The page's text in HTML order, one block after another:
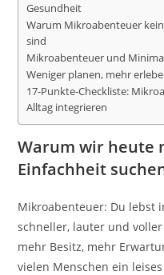
Gesundheit
Warum Mikroabenteuer
sind
Mikroabenteuer und
Weniger planen, mehr
17-Punkte-Checkliste:
Alltag integrieren
Warum wir heute
Einfachheit
Mikroabenteuer: Du lebst
schneller, lauter und
mehr Besitz, mehr
vielen Menschen ein